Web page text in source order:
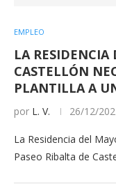
EMPLEO
LA RESIDENCIA
CASTELLÓN
PLANTILLA A
por L. V. 26/12/
La Residencia del
Paseo Ribalta de